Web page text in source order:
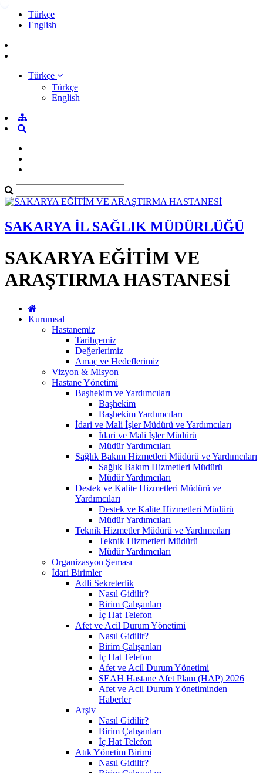
Türkçe
English
Türkçe
Türkçe
English
SAKARYA İL SAĞLIK MÜDÜRLÜĞÜ
SAKARYA EĞİTİM VE
ARAŞTIRMA HASTANESİ
Kurumsal
Hastanemiz
Tarihçemiz
Değerlerimiz
Amaç ve Hedeflerimiz
Vizyon & Misyon
Hastane Yönetimi
Başhekim ve Yardımcıları
Başhekim
Başhekim Yardımcıları
İdari ve Mali İşler Müdürü ve Yardımcıları
İdari ve Mali İşler Müdürü
Müdür Yardımcıları
Sağlık Bakım Hizmetleri Müdürü ve Yardımcıları
Sağlık Bakım Hizmetleri Müdürü
Müdür Yardımcıları
Destek ve Kalite Hizmetleri Müdürü ve
Yardımcıları
Destek ve Kalite Hizmetleri Müdürü
Müdür Yardımcıları
Teknik Hizmetler Müdürü ve Yardımcıları
Teknik Hizmetleri Müdürü
Müdür Yardımcıları
Organizasyon Şeması
İdari Birimler
Adli Sekreterlik
Nasıl Gidilir?
Birim Çalışanları
İç Hat Telefon
Afet ve Acil Durum Yönetimi
Nasıl Gidilir?
Birim Çalışanları
İç Hat Telefon
Afet ve Acil Durum Yönetimi
SEAH Hastane Afet Planı (HAP) 2026
Afet ve Acil Durum Yönetiminden
Haberler
Arşiv
Nasıl Gidilir?
Birim Çalışanları
İç Hat Telefon
Atık Yönetim Birimi
Nasıl Gidilir?